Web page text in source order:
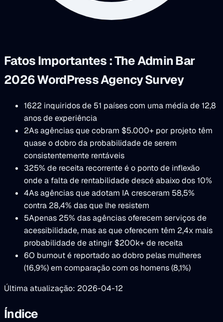
Fatos Importantes : The Admin Bar
2026 WordPress Agency Survey
1622 inquiridos de 51 países com uma médía de 12,8
anos de experiência
2As agências que cobram $5.000+ por projeto têm
quase o dobro da probabilidade de serem
consistentemente rentáveis
325% de receita recorrente é o ponto de inflexão
onde a falta de rentabilidade descé abaixo dos 10%
4As agências que adotam IA cresceram 58,5%
contra 28,4% das que lhe resistem
5Apenas 25% das agências oferecem serviços de
acessibilidade, mas as que oferecem têm 2,4x mais
probabilidade de atingir $200k+ de receita
6O burnout é reportado ao dobro pelas mulheres
(16,9%) em comparação com os homens (8,1%)
Última atualização: 2026-04-12
Índice